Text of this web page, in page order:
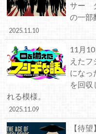
サー
の一部
2025.11.10
11月
えた
になっ
を回収
れる模様。
2025.11.09
【待